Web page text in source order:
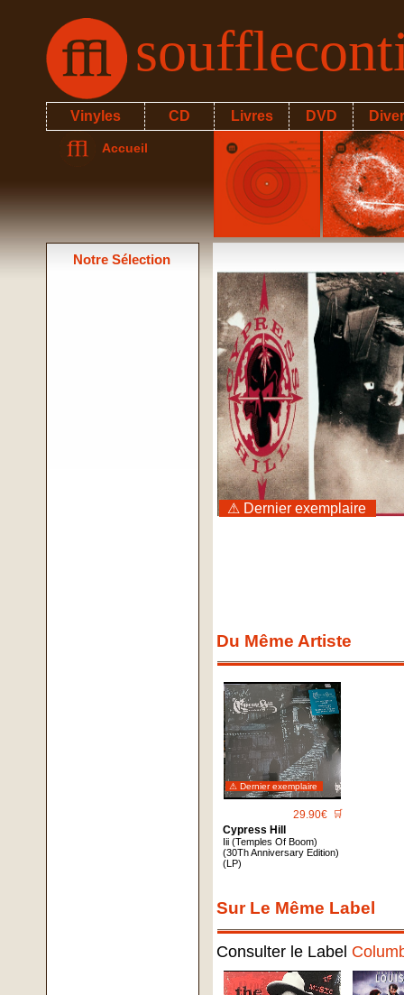
Vinyles CD Livres DVD
Accueil
Notre Sélection
⚠ Dernier exemplaire
Du Même Artiste
⚠ Dernier exemplaire
29.90€ 🛒
Cypress Hill
Iii (Temples Of Boom)
(30Th Anniversary Edition)
(LP)
Sur Le Même Label
Consulter le Label